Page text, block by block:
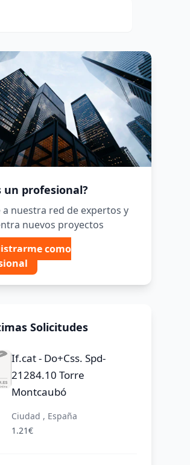
un profesional?
a nuestra red de expertos y
nuevos proyectos
como
Solicitudes
If.cat - Do+Css. Spd-
21284.10 Torre
Montcaubó
Ciudad , España
1.21€